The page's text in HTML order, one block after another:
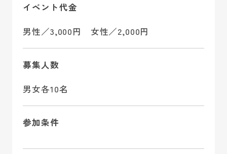
イベント代金
男性／3,000円 女性／2,000円
募集人数
男女各10名
参加条件